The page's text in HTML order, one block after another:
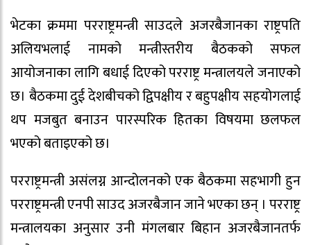
भेटका क्रममा परराष्ट्रमन्त्री साउदले अजरबैजानका राष्ट्रपति
अलियभलाई नामको मन्त्रीस्तरीय बैठकको सफल
आयोजनाका लागि बधाई दिएको परराष्ट्र मन्त्रालयले जनाएको
छ। बैठकमा दुई देशबीचको द्विपक्षीय र बहुपक्षीय सहयोगलाई
थप मजबुत बनाउन पारस्परिक हितका विषयमा छलफल
भएको बताइएको छ।
परराष्ट्रमन्त्री असंलग्न आन्दोलनको एक बैठकमा सहभागी हुन
परराष्ट्रमन्त्री एनपी साउद अजरबैजान जाने भएका छन् । परराष्ट्र
मन्त्रालयका अनुसार उनी मंगलबार बिहान अजरबैजानतर्फ